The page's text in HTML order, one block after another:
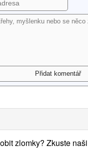
zlomky? Zkuste naši